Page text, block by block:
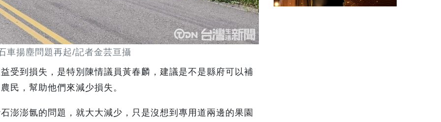
車揚塵問題再起/記者金芸亘攝
受到損失，是特別陳情議員黃春麟，建議是不是縣府可以補
民，幫助他們來減少損失。
澎澎氤的問題，就大大減少，只是沒想到專用道兩邊的果園